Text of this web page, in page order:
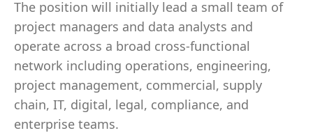
The position will initially lead a small team of
project managers and data analysts and
operate across a broad cross-functional
network including operations, engineering,
project management, commercial, supply
chain, IT, digital, legal, compliance, and
enterprise teams.